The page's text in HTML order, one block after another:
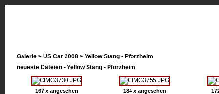
Galerie > US Car 2008 > Yellow Stang - Pforzheim
neueste Dateien - Yellow Stang - Pforzheim
167 x angesehen 184 x angesehen